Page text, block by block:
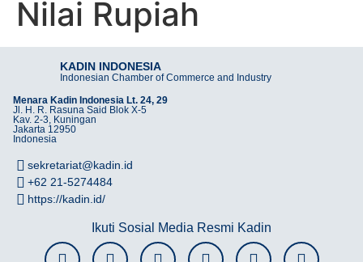
Nilai Rupiah
KADIN INDONESIA
Indonesian Chamber of Commerce and Industry
Menara Kadin Indonesia Lt. 24, 29
Jl. H. R. Rasuna Said Blok X-5
Kav. 2-3, Kuningan
Jakarta 12950
Indonesia
sekretariat@kadin.id
+62 21-5274484
https://kadin.id/
Ikuti Sosial Media Resmi Kadin